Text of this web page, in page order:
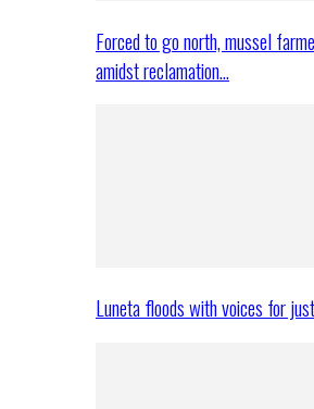
Forced to go north, mussel
amidst reclamation…
Luneta floods with voices for